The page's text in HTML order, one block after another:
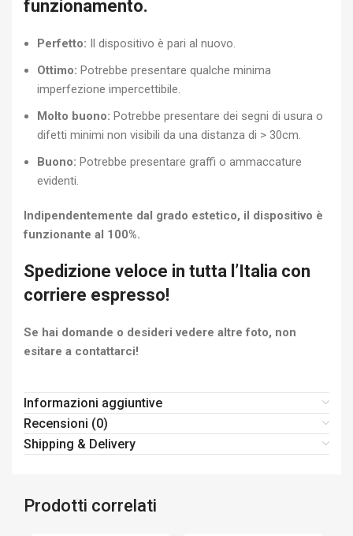
funzionamento.
Perfetto: Il dispositivo è pari al nuovo.
Ottimo: Potrebbe presentare qualche minima
imperfezione impercettibile.
Molto buono: Potrebbe presentare dei segni di usura o
difetti minimi non visibili da una distanza di > 30cm.
Buono: Potrebbe presentare graffi o ammaccature
evidenti.
Indipendentemente dal grado estetico, il dispositivo è
funzionante al 100%.
Spedizione veloce in tutta l’Italia con
corriere espresso!
Se hai domande o desideri vedere altre foto, non
esitare a contattarci!
Informazioni aggiuntive
Recensioni (0)
Shipping & Delivery
Prodotti correlati